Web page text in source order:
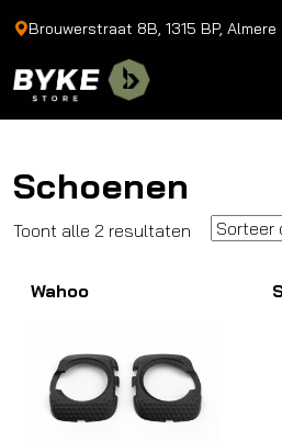
Brouwerstraat 8B, 1315 BP, Almere
Schoenen
Toont alle 2 resultaten Gesorteerd
populariteit
Wahoo